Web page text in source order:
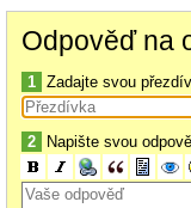
Odpověď na
1 Zadajte svou
2 Napište svou